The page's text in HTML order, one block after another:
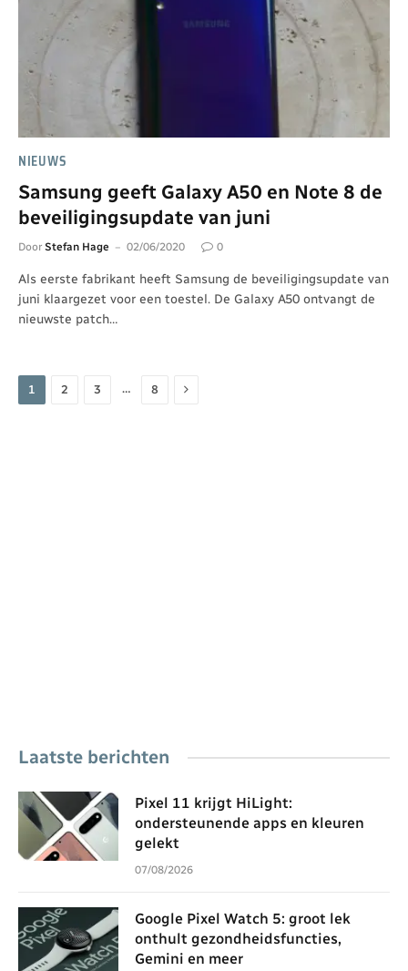
NIEUWS
Samsung geeft Galaxy A50 en Note 8 de
beveiligingsupdate van juni
Door Stefan Hage 02/06/2020 0
Als eerste fabrikant heeft Samsung de beveiligingsupdate van
juni klaargezet voor een toestel. De Galaxy A50 ontvangt de
nieuwste patch…
1 2 3 … 8 Volgende
Laatste berichten
Pixel 11 krijgt HiLight:
ondersteunende apps en kleuren
gelekt
07/08/2026
Google Pixel Watch 5: groot lek
onthult gezondheidsfuncties,
Gemini en meer